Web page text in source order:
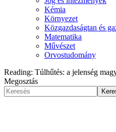
Kémia
Környezet
Közgazdaságtan és
Matematika
Művészet
Orvostudomány
Reading: Túlhűtés: a jelenség
Megosztás